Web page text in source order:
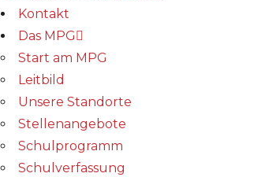
Kontakt
Das MPG
Start am MPG
Leitbild
Unsere Standorte
Stellenangebote
Schulprogramm
Schulverfassung